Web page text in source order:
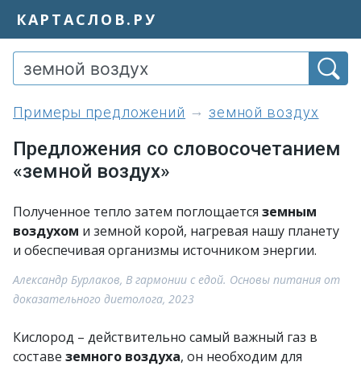
КАРТАСЛОВ.РУ
примеры предложений земной воздух
Предложения со словосочетанием
«земной воздух»
Полученное тепло затем поглощается земным
воздухом и земной корой, нагревая нашу планету
и обеспечивая организмы источником энергии.
Александр Бурлаков, В гармонии с едой. Основы питания от
доказательного диетолога, 2023
Кислород – действительно самый важный газ в
составе земного воздуха, он необходим для